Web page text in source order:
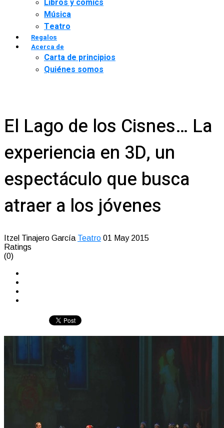
Libros y comics
Música
Teatro
Regalos
Acerca de
Carta de principios
Quiénes somos
El Lago de los Cisnes… La
experiencia en 3D, un
espectáculo que busca
atraer a los jóvenes
Itzel Tinajero García Teatro 01 May 2015
Ratings
(0)